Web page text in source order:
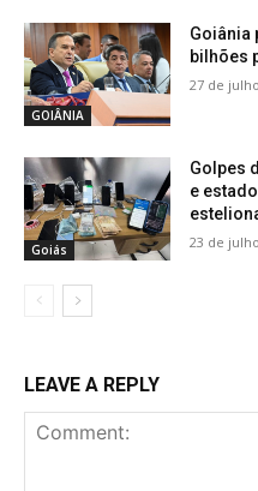
GOIÂNIA
Goiânia
bilhões
27 de
Goiás
Golpes
e
23 de
LEAVE A REPLY